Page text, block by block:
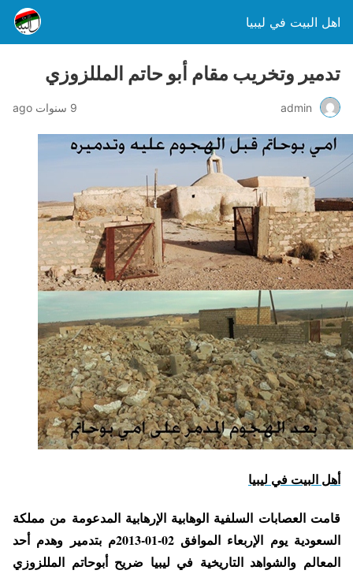
اهل البيت في ليبيا
تدمير وتخريب مقام أبو حاتم المللزوزي
admin 9 سنوات ago
أهل البيت في ليبيا
قامت العصابات السلفية الوهابية الإرهابية المدعومة من مملكة
السعودية يوم الإربعاء الموافق 02-01-2013م بتدمير وهدم أحد
المعالم والشواهد التاريخية في ليبيا ضريح أبوحاتم المللزوزي